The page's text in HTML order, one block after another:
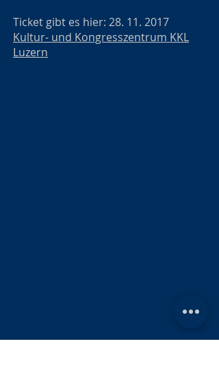
Ticket gibt es hier: 28. 11. 2017
Kultur- und Kongresszentrum KKL
Luzern